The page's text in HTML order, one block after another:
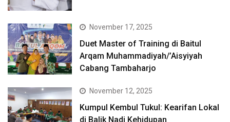
November 17, 2025
Duet Master of Training di Baitul
Arqam Muhammadiyah/’Aisyiyah
Cabang Tambaharjo
November 12, 2025
Kumpul Kembul Tukul: Kearifan Lokal
di Balik Nadi Kehidupan